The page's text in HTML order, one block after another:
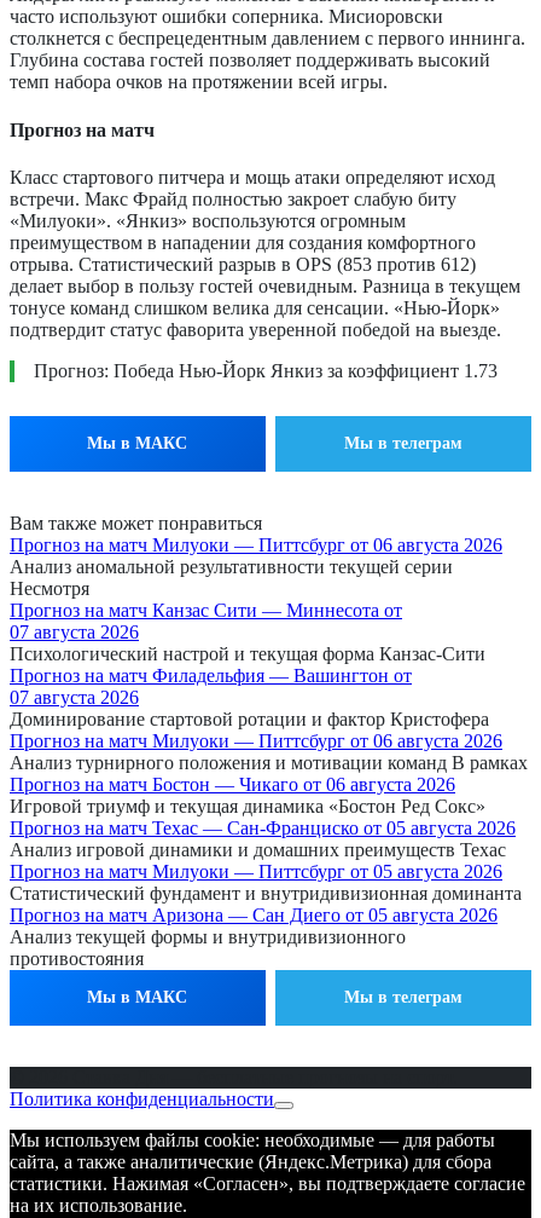
часто используют ошибки соперника. Мисиоровски
столкнется с беспрецедентным давлением с первого иннинга.
Глубина состава гостей позволяет поддерживать высокий
темп набора очков на протяжении всей игры.
Прогноз на матч
Класс стартового питчера и мощь атаки определяют исход
встречи. Макс Фрайд полностью закроет слабую биту
«Милуоки». «Янкиз» воспользуются огромным
преимуществом в нападении для создания комфортного
отрыва. Статистический разрыв в OPS (853 против 612)
делает выбор в пользу гостей очевидным. Разница в текущем
тонусе команд слишком велика для сенсации. «Нью-Йорк»
подтвердит статус фаворита уверенной победой на выезде.
Прогноз: Победа Нью-Йорк Янкиз за коэффициент 1.73
Мы в МАКС Мы в телеграм
Вам также может понравиться
Прогноз на матч Милуоки — Питтсбург от 06 августа 2026
Анализ аномальной результативности текущей серии
Несмотря
Прогноз на матч Канзас Сити — Миннесота от
07 августа 2026
Психологический настрой и текущая форма Канзас-Сити
Прогноз на матч Филадельфия — Вашингтон от
07 августа 2026
Доминирование стартовой ротации и фактор Кристофера
Прогноз на матч Милуоки — Питтсбург от 06 августа 2026
Анализ турнирного положения и мотивации команд В рамках
Прогноз на матч Бостон — Чикаго от 06 августа 2026
Игровой триумф и текущая динамика «Бостон Ред Сокс»
Прогноз на матч Техас — Сан-Франциско от 05 августа 2026
Анализ игровой динамики и домашних преимуществ Техас
Прогноз на матч Милуоки — Питтсбург от 05 августа 2026
Статистический фундамент и внутридивизионная доминанта
Прогноз на матч Аризона — Сан Диего от 05 августа 2026
Анализ текущей формы и внутридивизионного
противостояния
Мы в МАКС Мы в телеграм
Политика конфиденциальности
Мы используем файлы cookie: необходимые — для работы
сайта, а также аналитические (Яндекс.Метрика) для сбора
статистики. Нажимая «Согласен», вы подтверждаете согласие
на их использование.